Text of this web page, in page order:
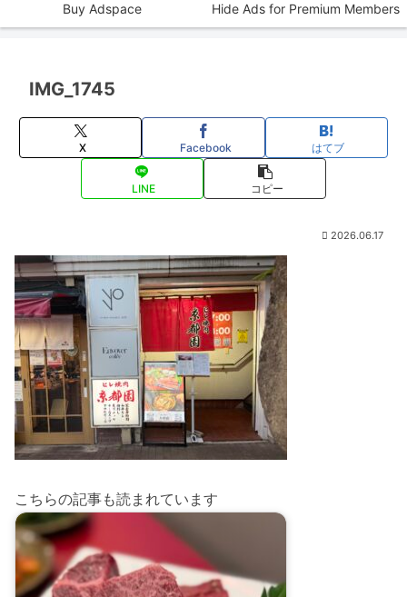
Buy Adspace Hide Ads for Premium Members
IMG_1745
X Facebook はてブ
LINE コピー
2026.06.17
こちらの記事も読まれています